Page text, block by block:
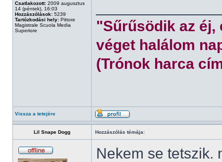
Csatlakozott: 2009 augusztus
14 (péntek), 16:03
Hozzászólások: 5239
Tartózkodási hely: Pittore
Magistrale Scuola Media
Superiore
"Sűrűsödik az éj,
véget halálom
(Trónok harca
Vissza a tetejére
Lil Snape Dogg Hozzászólás témája:
Nekem se tetszik.